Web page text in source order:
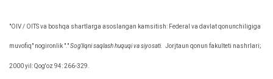
"OIV / OITS va boshqa shartlarga asoslangan kamsitish: Federal va davlat qonunchiligiga
muvofiq" nogironlik "."Sog'liqni saqlash huquqi va siyosati. Jorjtaun qonun fakulteti nashrlari;
2000 yil: Qog'oz 94: 266-329.